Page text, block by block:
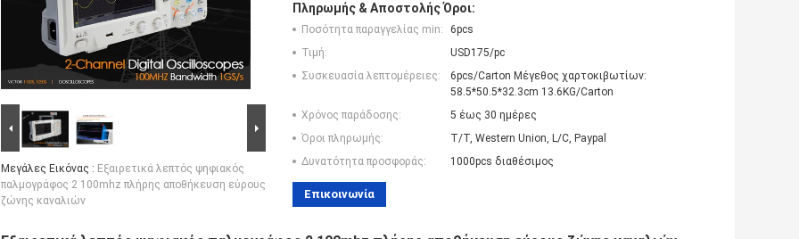
Μεγάλες Εικόνας : Εξαιρετικά λεπτός ψηφιακός
παλμογράφος 2 100mhz πλήρης αποθήκευση εύρους
ζώνης καναλιών
Πληρωμής & Αποστολής Όροι:
Ποσότητα παραγγελίας min:
6pcs
Τιμή:
USD175/pc
Συσκευασία λεπτομέρειες:
6pcs/Carton Μέγεθος χαρτοκιβωτίων:
58.5*50.5*32.3cm 13.6KG/Carton
Χρόνος παράδοσης:
5 έως 30 ημέρες
Όροι πληρωμής:
T/T, Western Union, L/C, Paypal
Δυνατότητα προσφοράς:
1000pcs διαθέσιμος
Επικοινωνία